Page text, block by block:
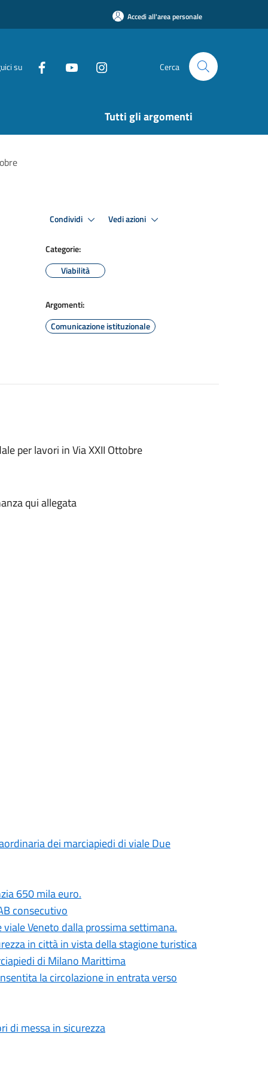
Accedi all'area personale
su Cerca
Tutti gli argomenti
Condividi Vedi azioni
Categorie:
Viabilità
Argomenti:
Comunicazione istituzionale
per lavori in Via XXII Ottobre
qui allegata
dei marciapiedi di viale Due
650 mila euro.
consecutivo
Veneto dalla prossima settimana.
in città in vista della stagione turistica
di Milano Marittima
la circolazione in entrata verso
di messa in sicurezza